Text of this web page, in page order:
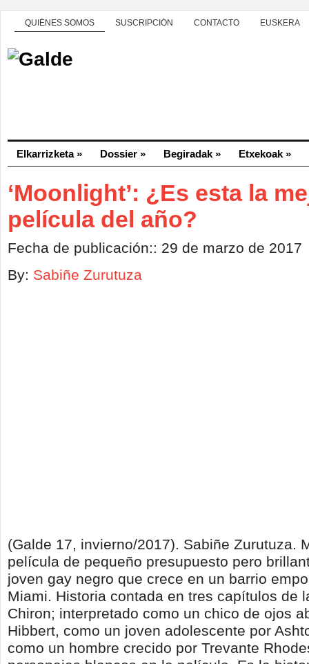
QUIÉNES SOMOS SUSCRIPCIÓN CONTACTO EUSKERA
Elkarrizketa» Dossier » Begiradak » Etxekoak »
‘Moonlight’: ¿Es esta la
película del año?
Fecha de publicación:: 29 de marzo de 2017
By: Sabiñe Zurutuza
(Galde 17, invierno/2017). Sabiñe Zurutuza.
película de pequeño presupuesto pero
joven gay negro que crece en un barrio
Miami. Historia contada en tres capítulos de
Chiron; interpretado como un chico de ojos
Hibbert, como un joven adolescente por
como un hombre crecido por Trevante